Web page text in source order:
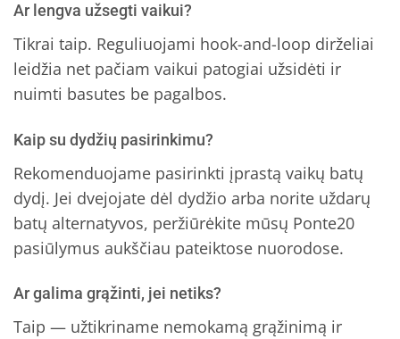
Ar lengva užsegti vaikui?
Tikrai taip. Reguliuojami hook-and-loop dirželiai
leidžia net pačiam vaikui patogiai užsidėti ir
nuimti basutes be pagalbos.
Kaip su dydžių pasirinkimu?
Rekomenduojame pasirinkti įprastą vaikų batų
dydį. Jei dvejojate dėl dydžio arba norite uždarų
batų alternatyvos, peržiūrėkite mūsų Ponte20
pasiūlymus aukščiau pateiktose nuorodose.
Ar galima grąžinti, jei netiks?
Taip — užtikriname nemokamą grąžinimą ir